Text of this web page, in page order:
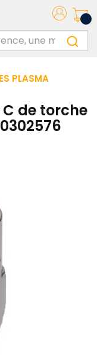
PLASMA
de torche